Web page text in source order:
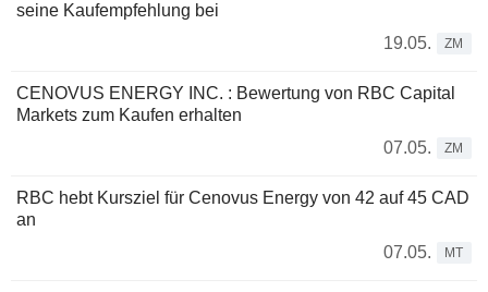
seine Kaufempfehlung bei
19.05.
ZM
CENOVUS ENERGY INC. : Bewertung von RBC Capital
Markets zum Kaufen erhalten
07.05.
ZM
RBC hebt Kursziel für Cenovus Energy von 42 auf 45 CAD
an
07.05.
MT